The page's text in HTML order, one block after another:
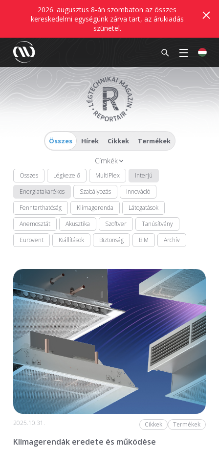
2026. augusztus 8-án szombaton az összes
kereskedelmi egységünk zárva tart, az árukiadás
szünetel.
Összes Hírek Cikkek Termékek
Címkék
Összes Légkezelő MultiPlex
Interjú
Energiatakarékos
Szabályozás
Innováció
Fenntarthatóság
Klímagerenda
Látogatások
Anemosztát
Akusztika Szoftver
Tanúsítvány
Eurovent
Kiállítások Biztonság BIM Archív
2025.10.31. Cikkek Termékek
Klímagerendák eredete és működése